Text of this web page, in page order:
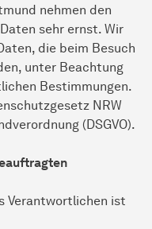
nehmen den
sehr ernst. Wir
die beim Besuch
unter Beachtung
Bestimmungen.
NRW
(DSGVO).
Verantwortlichen ist